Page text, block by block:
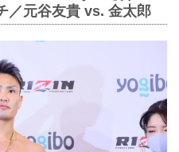
／元谷友貴 vs. 金太郎